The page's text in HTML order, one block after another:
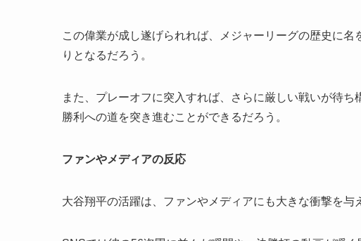
この偉業が成し遂げられれば、メジャーリーグの歴史に
りとなるだろう。
また、プレーオフに突入すれば、さらに厳しい戦いが待
勝利への道を突き進むことができるだろう。
ファンやメディアの反応
大谷翔平の活躍は、ファンやメディアにも大きな衝撃を与